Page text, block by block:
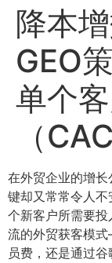
降本
GEO
单个
（CAC
在外贸企业的增长
键却又常常令人
个新客户所需要
流的外贸获客模
员费，还是通过